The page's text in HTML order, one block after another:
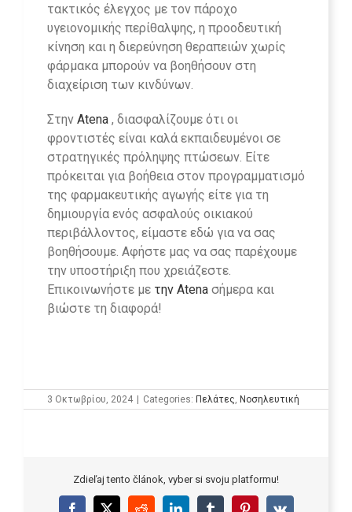
τακτικός έλεγχος με τον πάροχο
υγειονομικής περίθαλψης, η προοδευτική
κίνηση και η διερεύνηση θεραπειών χωρίς
φάρμακα μπορούν να βοηθήσουν στη
διαχείριση των κινδύνων.
Στην Atena , διασφαλίζουμε ότι οι
φροντιστές είναι καλά εκπαιδευμένοι σε
στρατηγικές πρόληψης πτώσεων. Είτε
πρόκειται για βοήθεια στον προγραμματισμό
της φαρμακευτικής αγωγής είτε για τη
δημιουργία ενός ασφαλούς οικιακού
περιβάλλοντος, είμαστε εδώ για να σας
βοηθήσουμε. Αφήστε μας να σας παρέχουμε
την υποστήριξη που χρειάζεστε.
Επικοινωνήστε με την Atena σήμερα και
βιώστε τη διαφορά!
3 Οκτωβρίου, 2024 | Categories: Πελάτες Νοσηλευτική
Zdieľaj tento článok, vyber si svoju platformu!